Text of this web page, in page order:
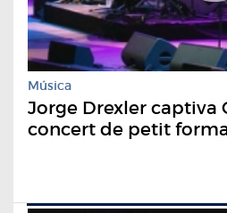
Música
Jorge Drexler captiva
concert de petit